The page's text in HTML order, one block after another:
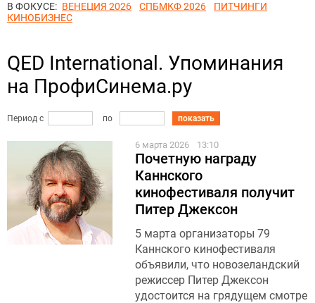
В ФОКУСЕ: ВЕНЕЦИЯ 2026 СПБМКФ 2026
ПИТЧИНГИ
КИНОБИЗНЕС
QED International. Упоминания
на ПрофиСинема.ру
Период с по показать
6 марта 2026 13:10
Почетную награду
Каннского
кинофестиваля получит
Питер Джексон
5 марта организаторы 79
Каннского кинофестиваля
объявили, что новозеландский
режиссер Питер Джексон
удостоится на грядущем смотре